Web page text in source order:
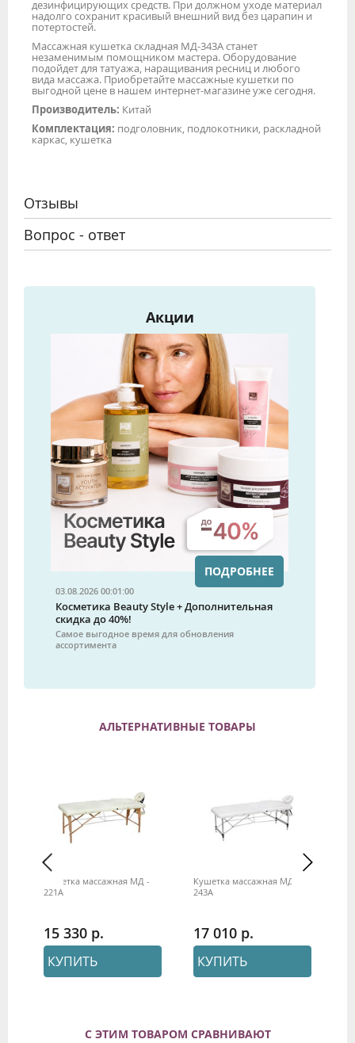
дезинфицирующих средств. При должном уходе материал
надолго сохранит красивый внешний вид без царапин и
потертостей.
Массажная кушетка складная МД-343А станет
незаменимым помощником мастера. Оборудование
подойдет для татуажа, наращивания ресниц и любого
вида массажа. Приобретайте массажные кушетки по
выгодной цене в нашем интернет-магазине уже сегодня.
Производитель: Китай
Комплектация: подголовник, подлокотники, раскладной
каркас, кушетка
Отзывы
Вопрос - ответ
Акции
03.08.2026 00:01:00
Косметика Beauty Style + Дополнительная
скидка до 40%!
Самое выгодное время для обновления
ассортимента
ПОДРОБНЕЕ
АЛЬТЕРНАТИВНЫЕ ТОВАРЫ
Кушетка массажная МД -
221А
15 330
КУПИТЬ
Кушетка массажная МД -
243А
17 010
КУПИТЬ
С ЭТИМ ТОВАРОМ СРАВНИВАЮТ